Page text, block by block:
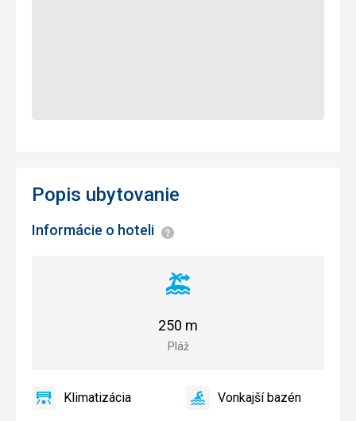
Popis ubytovanie
Informácie o hoteli Informácie
Vzdialenosť
pláže
Pláž
250 m
Klimatizácia
Klimatizácia
áno
VonkajšíVonkajší bazén
áno